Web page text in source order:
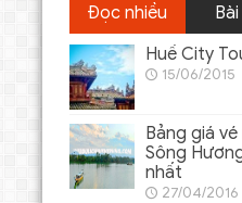
Đọc nhiều
Huế City
15/06/2015
Bảng giá
Sông
nhất
27/04/2016